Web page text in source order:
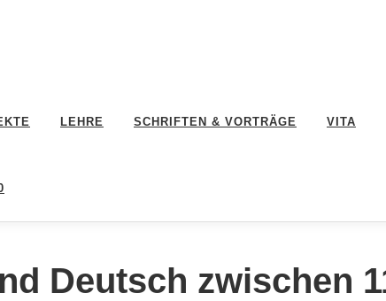
LEHRE SCHRIFTEN & VORTRÄGE VITA
Deutsch zwischen